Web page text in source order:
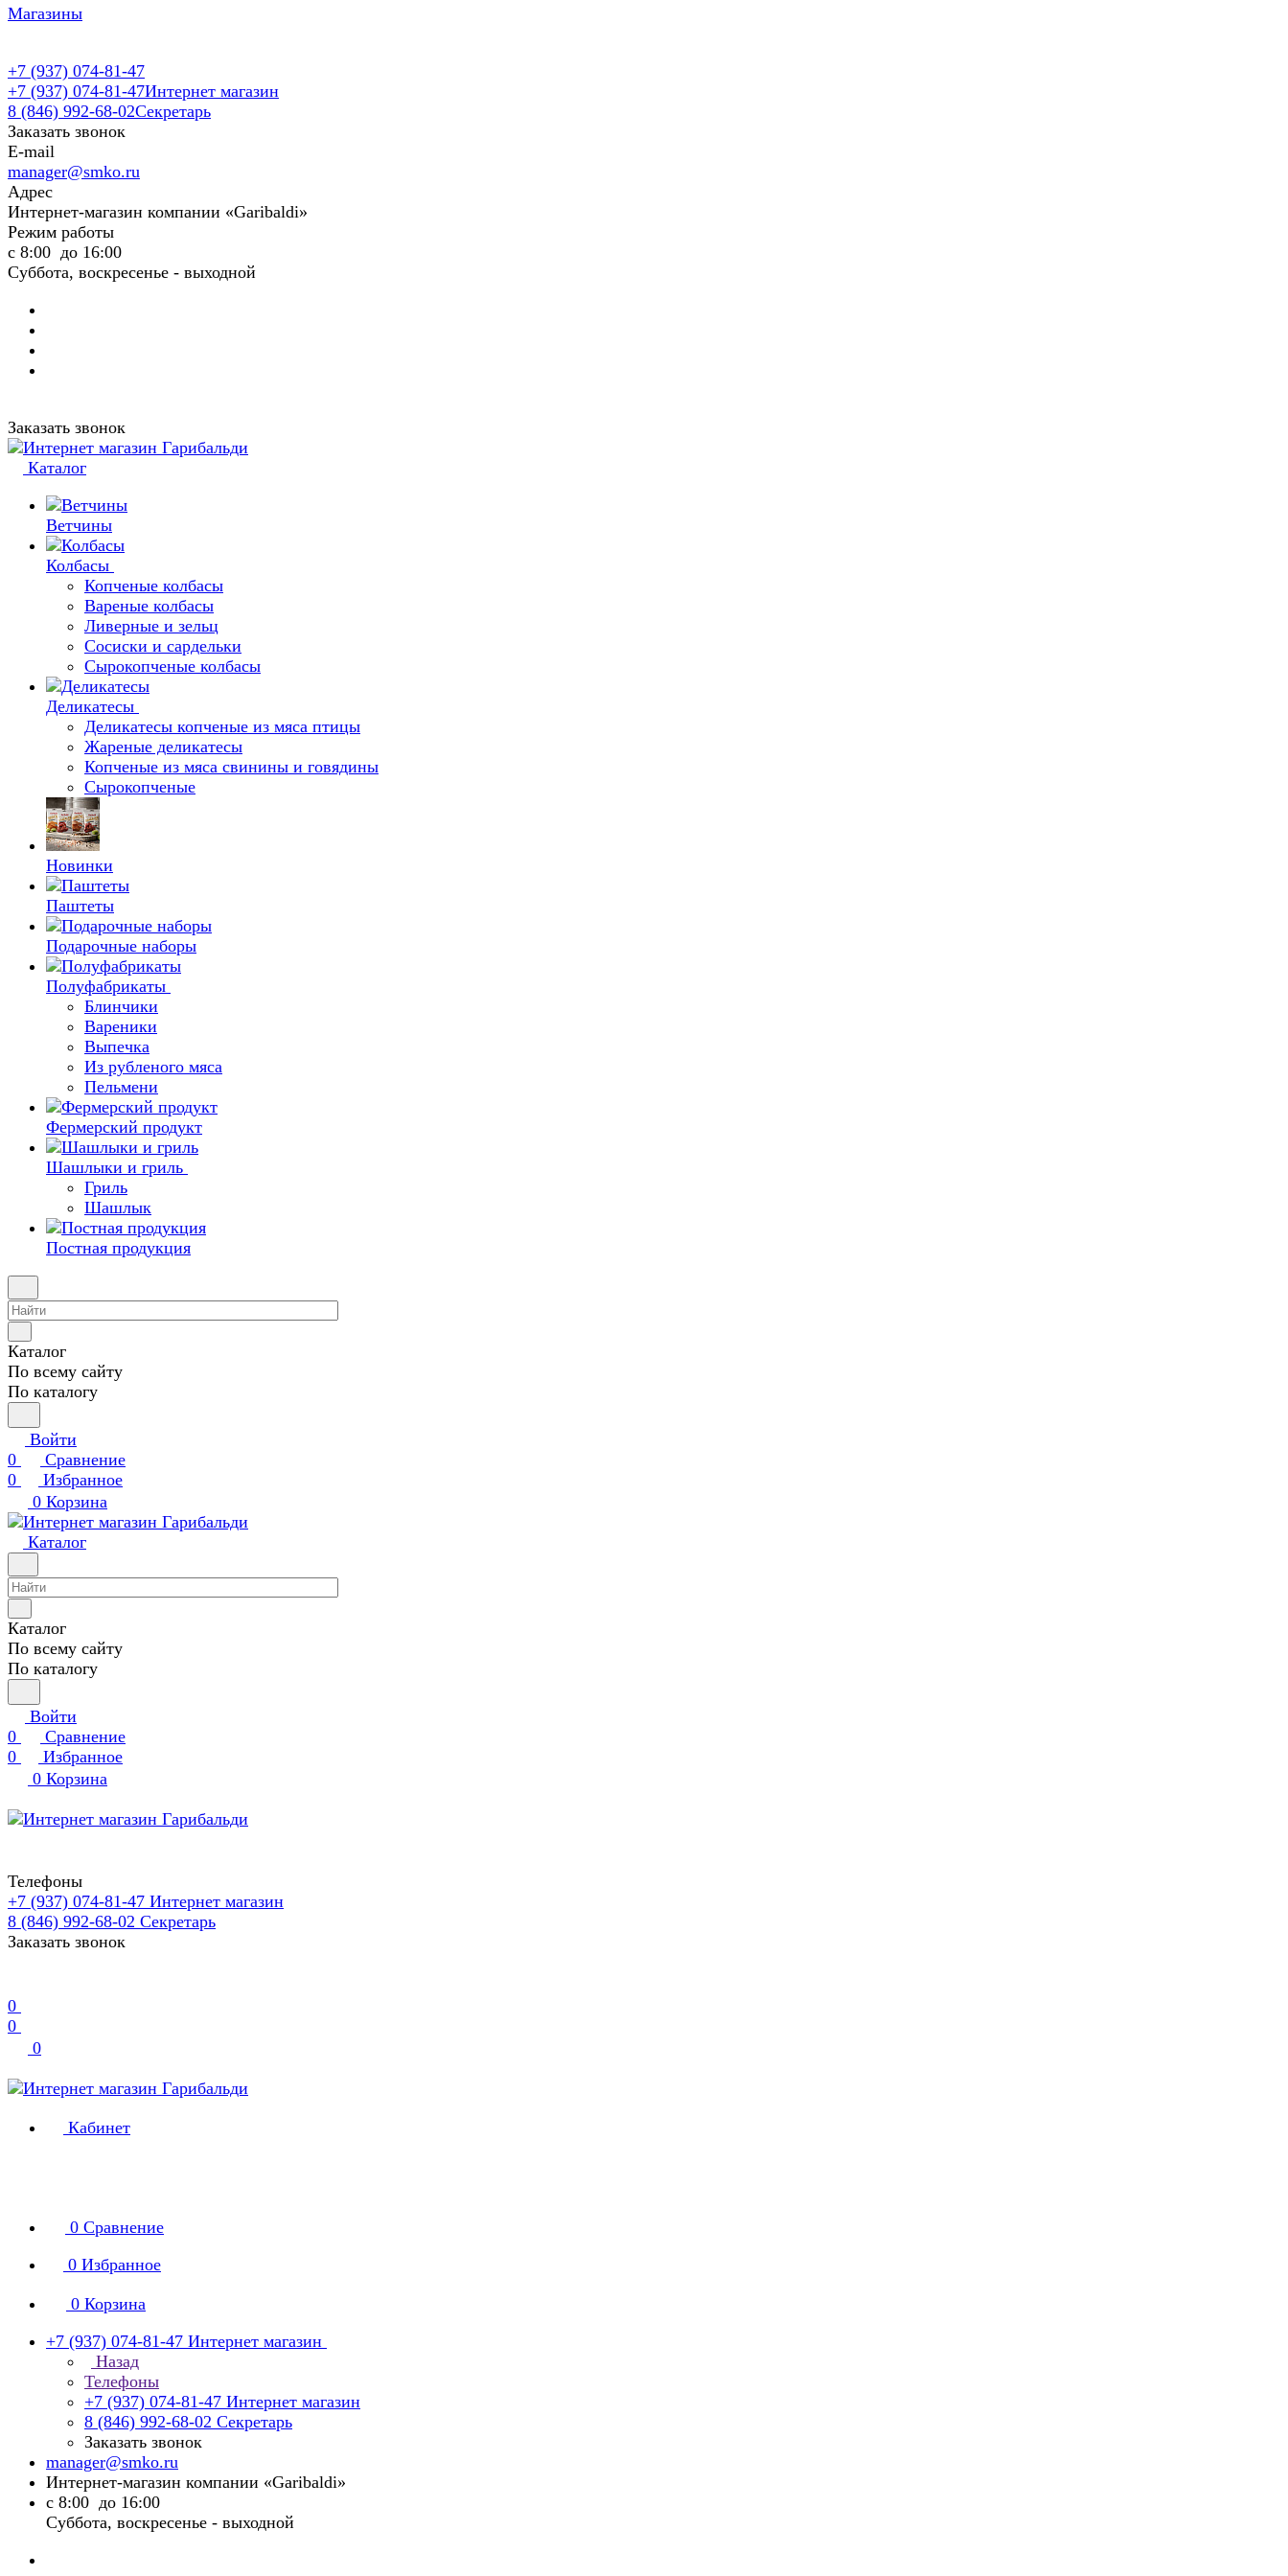
Магазины
+7 (937) 074-81-47
+7 (937) 074-81-47Интернет магазин
8 (846) 992-68-02Секретарь
Заказать звонок
E-mail
manager@smko.ru
Адрес
Интернет-магазин компании «Garibaldi»
Режим работы
с 8:00 до 16:00
Суббота, воскресенье - выходной
Заказать звонок
Каталог
Ветчины
Колбасы
Копченые колбасы
Вареные колбасы
Ливерные и зельц
Сосиски и сардельки
Сырокопченые колбасы
Деликатесы
Деликатесы копченые из мяса птицы
Жареные деликатесы
Копченые из мяса свинины и говядины
Сырокопченые
Новинки
Паштеты
Подарочные наборы
Полуфабрикаты
Блинчики
Вареники
Выпечка
Из рубленого мяса
Пельмени
Фермерский продукт
Шашлыки и гриль
Гриль
Шашлык
Постная продукция
Каталог
По всему сайту
По каталогу
Войти
0
Сравнение
0
Избранное
0 Корзина
Каталог
Каталог
По всему сайту
По каталогу
Войти
0
Сравнение
0
Избранное
0 Корзина
Телефоны
+7 (937) 074-81-47 Интернет магазин
8 (846) 992-68-02 Секретарь
Заказать звонок
0
0
0
Кабинет
0 Сравнение
0 Избранное
0 Корзина
+7 (937) 074-81-47 Интернет магазин
Назад
Телефоны
+7 (937) 074-81-47 Интернет магазин
8 (846) 992-68-02 Секретарь
Заказать звонок
manager@smko.ru
Интернет-магазин компании «Garibaldi»
с 8:00 до 16:00
Суббота, воскресенье - выходной